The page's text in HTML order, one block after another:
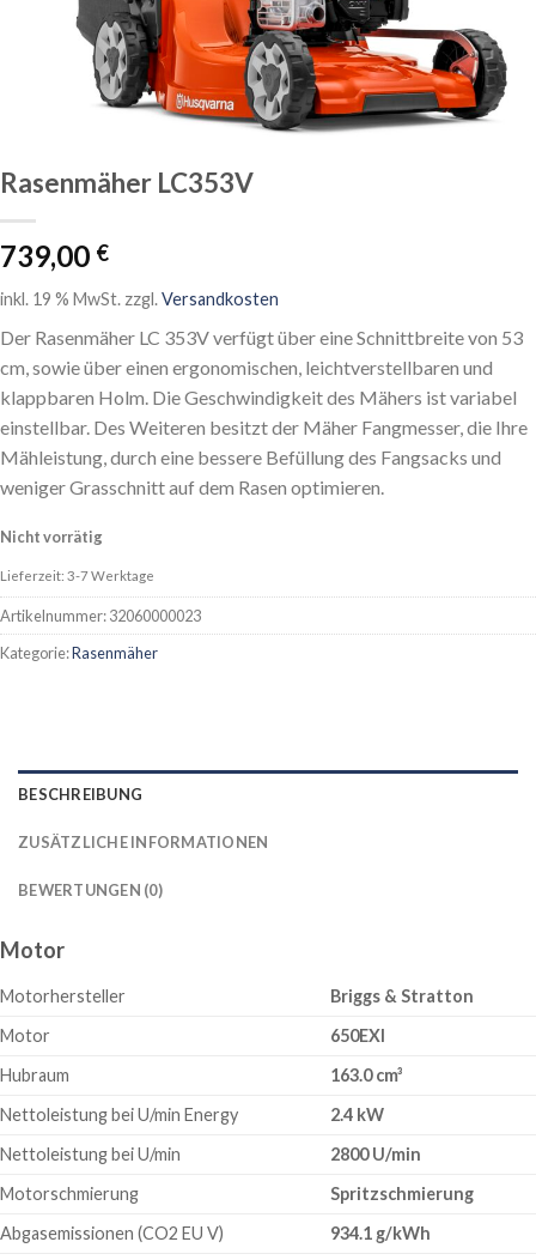
Rasenmäher LC353V
739,00 €
inkl. 19 % MwSt. zzgl.Versandkosten
Der Rasenmäher LC 353V verfügt über eine Schnittbreite von 53
cm, sowie über einen ergonomischen, leichtverstellbaren und
klappbaren Holm. Die Geschwindigkeit des Mähers ist variabel
einstellbar. Des Weiteren besitzt der Mäher Fangmesser, die Ihre
Mähleistung, durch eine bessere Befüllung des Fangsacks und
weniger Grasschnitt auf dem Rasen optimieren.
Nicht vorrätig
Lieferzeit: 3-7 Werktage
Artikelnummer:32060000023
Kategorie:Rasenmäher
BESCHREIBUNG
ZUSÄTZLICHE INFORMATIONEN
BEWERTUNGEN (0)
Motor
Motorhersteller
Briggs & Stratton
Motor
650EXI
Hubraum
163.0 cm³
Nettoleistung bei U/min Energy
2.4 kW
Nettoleistung bei U/min
2800 U/min
Motorschmierung
Spritzschmierung
Abgasemissionen (CO2 EU V)
934.1 g/kWh